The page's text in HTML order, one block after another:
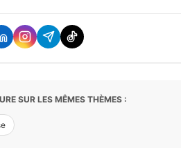
SUR LES MÊMES THÈMES :